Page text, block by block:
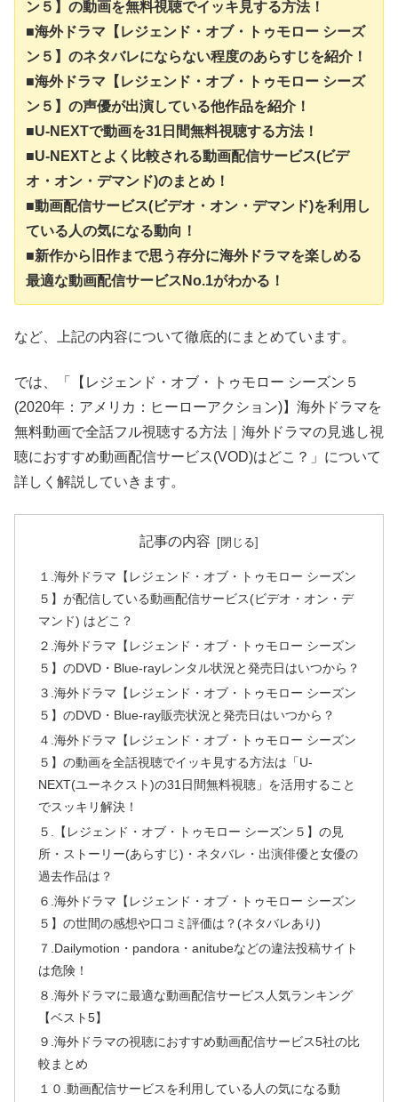
ン５】の動画を無料視聴でイッキ見する方法！
■海外ドラマ【レジェンド・オブ・トゥモロー シーズ
ン５】のネタバレにならない程度のあらすじを紹介！
■海外ドラマ【レジェンド・オブ・トゥモロー シーズ
ン５】の声優が出演している他作品を紹介！
■U-NEXTで動画を31日間無料視聴する方法！
■U-NEXTとよく比較される動画配信サービス(ビデ
オ・オン・デマンド)のまとめ！
■動画配信サービス(ビデオ・オン・デマンド)を利用し
ている人の気になる動向！
■新作から旧作まで思う存分に海外ドラマを楽しめる
最適な動画配信サービスNo.1がわかる！
など、上記の内容について徹底的にまとめています。
では、「【レジェンド・オブ・トゥモロー シーズン５
(2020年：アメリカ：ヒーローアクション)】海外ドラマを
無料動画で全話フル視聴する方法｜海外ドラマの見逃し視
聴におすすめ動画配信サービス(VOD)はどこ？」について
詳しく解説していきます。
記事の内容
１.海外ドラマ【レジェンド・オブ・トゥモロー シーズン
５】が配信している動画配信サービス(ビデオ・オン・デ
マンド) はどこ？
２.海外ドラマ【レジェンド・オブ・トゥモロー シーズン
５】のDVD・Blue-rayレンタル状況と発売日はいつから？
３.海外ドラマ【レジェンド・オブ・トゥモロー シーズン
５】のDVD・Blue-ray販売状況と発売日はいつから？
４.海外ドラマ【レジェンド・オブ・トゥモロー シーズン
５】の動画を全話視聴でイッキ見する方法は「U-
NEXT(ユーネクスト)の31日間無料視聴」を活用すること
でスッキリ解決！
５.【レジェンド・オブ・トゥモロー シーズン５】の見
所・ストーリー(あらすじ)・ネタバレ・出演俳優と女優の
過去作品は？
６.海外ドラマ【レジェンド・オブ・トゥモロー シーズン
５】の世間の感想や口コミ評価は？(ネタバレあり)
７.Dailymotion・pandora・anitubeなどの違法投稿サイト
は危険！
８.海外ドラマに最適な動画配信サービス人気ランキング
【ベスト5】
９.海外ドラマの視聴におすすめ動画配信サービス5社の比
較まとめ
１０.動画配信サービスを利用している人の気になる動